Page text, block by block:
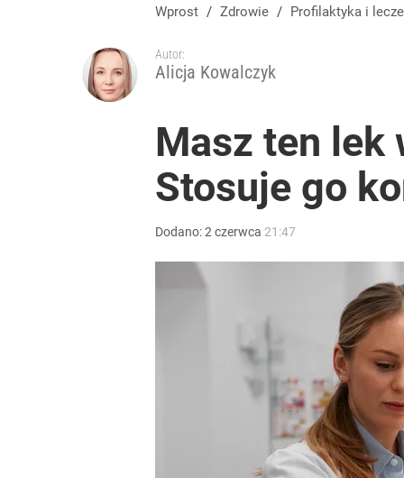
Wprost / Zdrowie / Profilaktyka i
Autor:
Alicja Kowalczyk
Masz ten lek
Stosuje go
Dodano:2 czerwca 21:47